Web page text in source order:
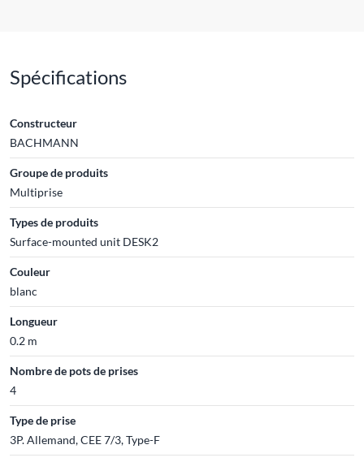
Spécifications
Constructeur
BACHMANN
Groupe de produits
Multiprise
Types de produits
Surface-mounted unit DESK2
Couleur
blanc
Longueur
0.2 m
Nombre de pots de prises
4
Type de prise
3P. Allemand, CEE 7/3, Type-F